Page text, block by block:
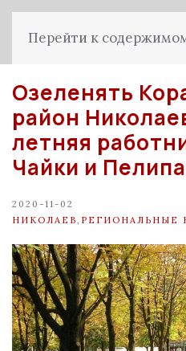
Перейти к
Озеленять
район
летняя
Чайки и
2020-11-02
НИКОЛАЕВ РЕГИОНАЛЬНЫЕ